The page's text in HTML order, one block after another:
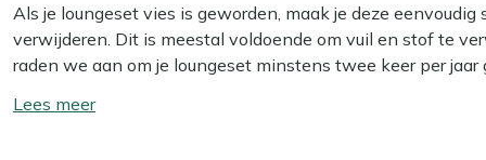
Eigenschappen
Aluminium frame:Dit is licht en roest niet, waardoor
Wicker afwerking:
Als je loungeset vies is geworden, maak je deze
verwijderen. Dit is meestal voldoende om vuil en stof te
raden we aan om je loungeset minstens twee keer per
materialen goed worden verzorgd.
Toon/verberg